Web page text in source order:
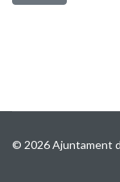
© 2026 Ajuntament